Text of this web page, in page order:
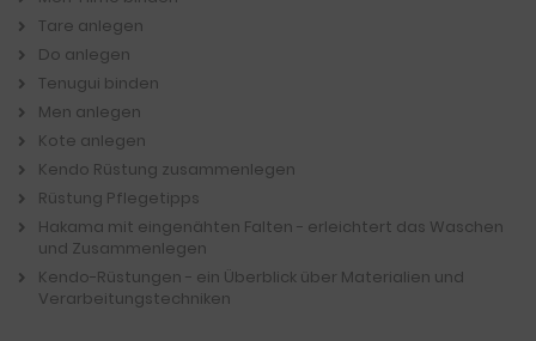
Tare anlegen
Do anlegen
Tenugui binden
Men anlegen
Kote anlegen
Kendo Rüstung zusammenlegen
Rüstung Pflegetipps
Hakama mit eingenähten Falten - erleichtert das Waschen
und Zusammenlegen
Kendo-Rüstungen - ein Überblick über Materialien und
Verarbeitungstechniken